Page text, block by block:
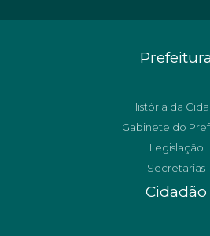
História da
Gabinete do
Legislação
Secretarias
Cidadão